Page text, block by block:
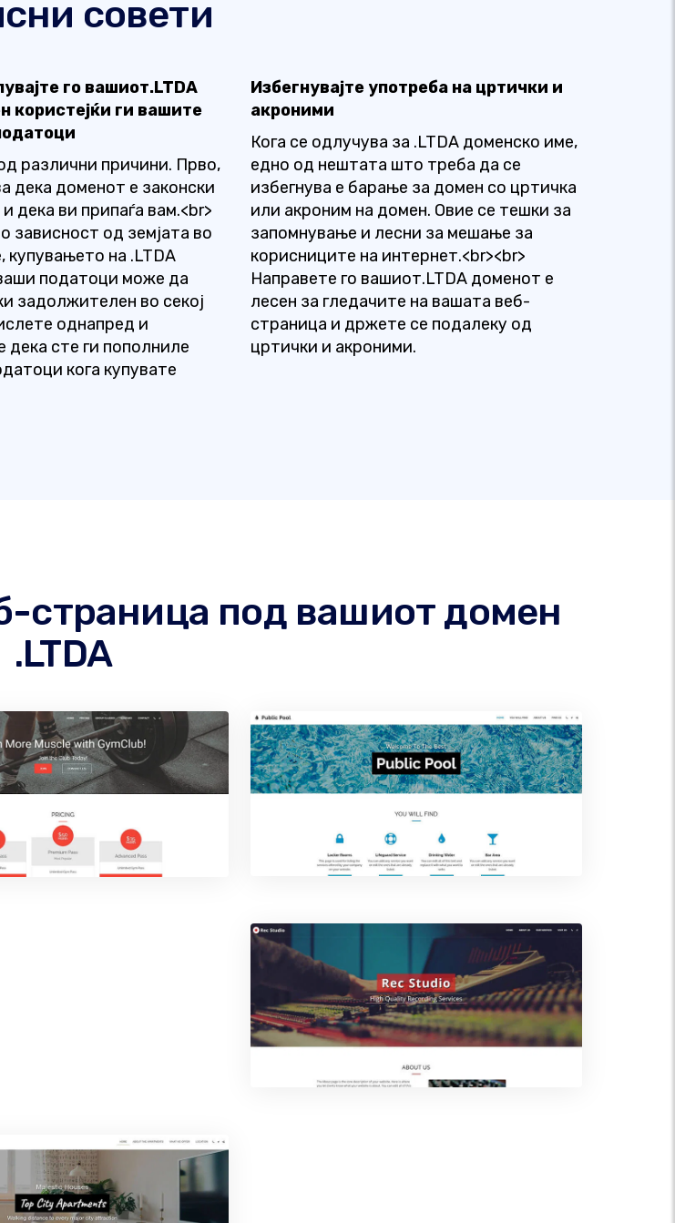
совети
го вашиот.LTDA
користејќи ги вашите
различни причини. Прво,
дека доменот е законски
дека ви припаѓа вам.<br>
зависност од земјата во
купувањето на .LTDA
податоци може да
задолжителен во секој
однапред и
дека сте ги пополниле
кога купувате
Избегнувајте употреба на цртички и
акроними
Кога се одлучува за .LTDA доменско име,
едно од нештата што треба да се
избегнува е барање за домен со цртичка
или акроним на домен. Овие се тешки за
запомнување и лесни за мешање за
корисниците на интернет.<br><br>
Направете го вашиот.LTDA доменот е
лесен за гледачите на вашата веб-
страница и држете се подалеку од
цртички и акроними.
страница под вашиот домен
.LTDA